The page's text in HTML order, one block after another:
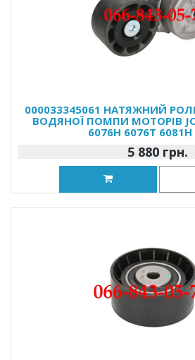
000033345061 НАТЯЖНИЙ
ВОДЯНОЇ ПОМПИ МОТОРІВ
6076H 6076T 6081H
5 880 грн.